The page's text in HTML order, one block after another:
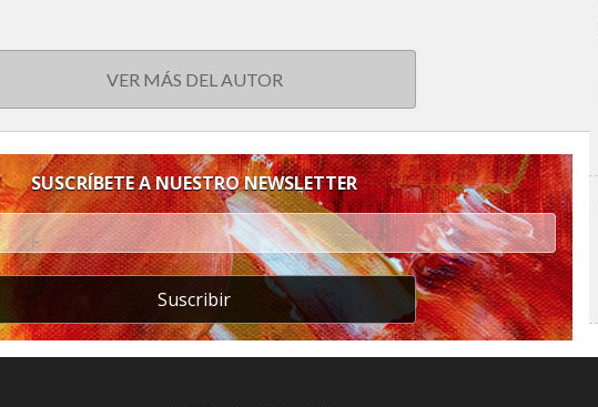
VER MÁS DEL AUTOR
SUSCRÍBETE A NUESTRO NEWSLETTER
Suscribir